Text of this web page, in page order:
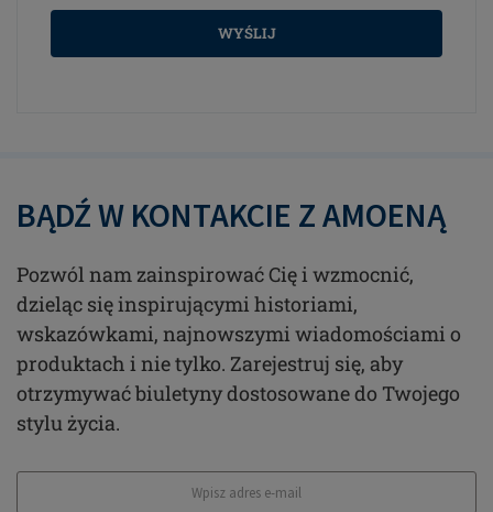
WYŚLIJ
BĄDŹ W KONTAKCIE Z AMOENĄ
Pozwól nam zainspirować Cię i wzmocnić,
dzieląc się inspirującymi historiami,
wskazówkami, najnowszymi wiadomościami o
produktach i nie tylko. Zarejestruj się, aby
otrzymywać biuletyny dostosowane do Twojego
stylu życia.